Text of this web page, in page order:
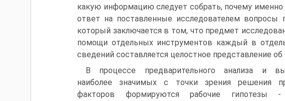
какую информацию следует собрать, почему
ответ на поставленные исследователем вопросы
который заключается в том, что предмет
помощи отдельных инструментов каждый в
сведений составляется целостное представление
В процессе предварительного анализа и
наиболее значимых с точки зрения решения
факторов формируются рабочие гипотезы -